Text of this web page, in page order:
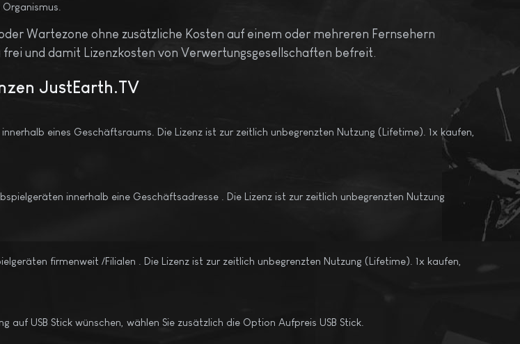
Wartezone ohne zusätzliche Kosten auf einem oder mehreren Fernsehern
und damit Lizenzkosten von Verwertungsgesellschaften befreit.
JustEarth.TV
eines Geschäftsraums. Die Lizenz ist zur zeitlich unbegrenzten Nutzung (Lifetime). 1x kaufen,
innerhalb eine Geschäftsadresse . Die Lizenz ist zur zeitlich unbegrenzten Nutzung
firmenweit /Filialen . Die Lizenz ist zur zeitlich unbegrenzten Nutzung (Lifetime). 1x kaufen,
USB Stick wünschen, wählen Sie zusätzlich die Option Aufpreis USB Stick.